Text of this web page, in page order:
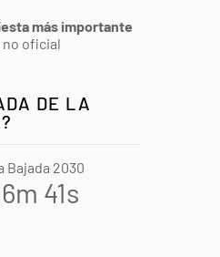
más importante
no oficial
DE LA
Bajada 2030
40s